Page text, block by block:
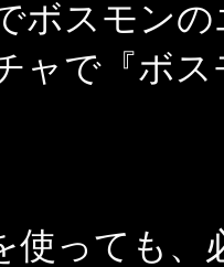
ボスモン
ャで『ボ
っても、